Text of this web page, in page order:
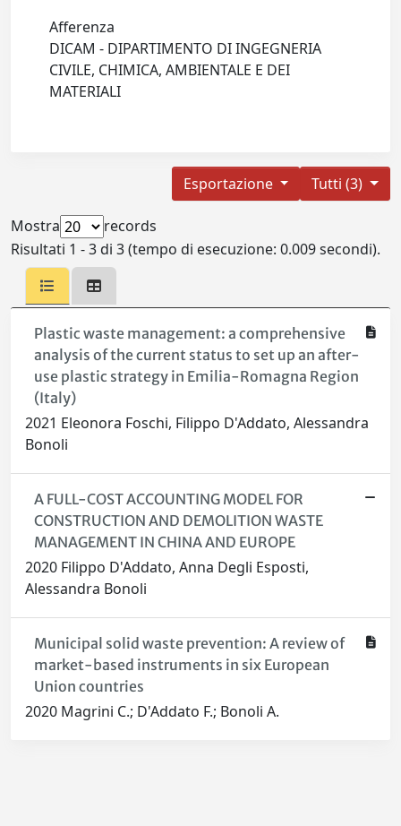
Afferenza
DICAM - DIPARTIMENTO DI INGEGNERIA
CIVILE, CHIMICA, AMBIENTALE E DEI
MATERIALI
Tutti (3)
Esportazione
Mostra
records
Risultati 1 - 3 di 3 (tempo di esecuzione: 0.009 secondi).
Plastic waste management: a comprehensive
analysis of the current status to set up an after-
use plastic strategy in Emilia-Romagna Region
(Italy)
2021 Eleonora Foschi, Filippo D'Addato, Alessandra
Bonoli
A FULL-COST ACCOUNTING MODEL FOR
CONSTRUCTION AND DEMOLITION WASTE
MANAGEMENT IN CHINA AND EUROPE
2020 Filippo D'Addato, Anna Degli Esposti,
Alessandra Bonoli
Municipal solid waste prevention: A review of
market-based instruments in six European
Union countries
2020 Magrini C.; D'Addato F.; Bonoli A.